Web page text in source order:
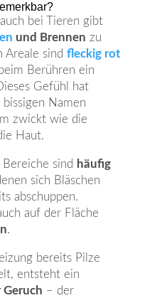
bei Tieren gibt
und Brennen zu
Areale sind fleckig rot
Berühren ein
Gefühl hat
Namen
zwickt wie die
Haut.
sind häufig
sich Bläschen
abschuppen.
auf der Fläche
.
bereits Pilze
entsteht ein
Geruch – der